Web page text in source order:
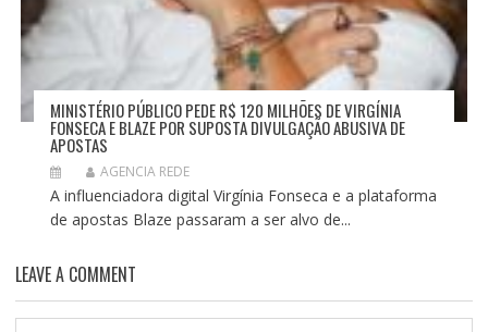
MINISTÉRIO PÚBLICO PEDE R$ 120 MILHÕES DE VIRGÍNIA
FONSECA E BLAZE POR SUPOSTA DIVULGAÇÃO ABUSIVA DE
APOSTAS
AGENCIA REDE
A influenciadora digital Virgínia Fonseca e a plataforma
de apostas Blaze passaram a ser alvo de...
LEAVE A COMMENT